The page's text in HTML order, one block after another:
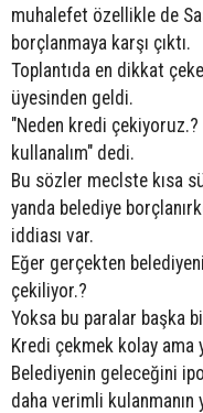
muhalefet özellikle de
borçlanmaya karşı çıktı.
Toplantıda en dikkat
üyesinden geldi.
"Neden kredi
kullanalım" dedi.
Bu sözler meclste kısa
yanda belediye
iddiası var.
Eğer gerçekten
çekiliyor.?
Yoksa bu paralar başka
Kredi çekmek kolay ama
Belediyenin geleceğini
daha verimli kulanmanın